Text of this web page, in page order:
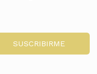
SUSCRIBIRME